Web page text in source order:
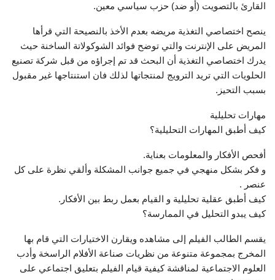
القارئ بالتصويت (أو ضد) حزب سياسي معين.
ينصح اختصاصي التغذية مريضه بعدم الأخذ بالنصيحة التي قرأها
المريض على الإنترنت والتي توضح فوائد الشوكولاتة الساخنة حيث
يدرك اختصاصي التغذية أن البحث قد تم إجراؤه من قبل شركة تصنيع
الحلويات التي تريد الترويج لمنتجاتها لذلك فان استنتاجها غير مقبول
بسبب التحيز.
مهارات تحليلية
كيف أطبق المهارات التحليلية؟
أفحص الأفكار والمعلومات بعناية.
و فكر بشكل منهجي في جميع جوانب المشكلة وألقي نظرة على كل
عنصر .
كيف أطبق عقلية تحليلية و القيام بعمل ربط بين الأفكار.
كيف يبدو التحليل في الممارسة؟
يقسم الطالب الفيلم إلى مشاهده ويقارن الاختيارات التي قام بها
المخرج بمجموعة متنوعة من نظريات صناعة الأفلام الراسخة وأدب
العلوم الاجتماعية لمناقشة كيفية قيام الفيلم بتعليق اجتماعي على